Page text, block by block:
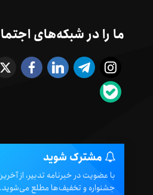
ما را در شبکه‌های
مشترک شوید
با عضویت در خبرنامه تدبیر، از
جشنواره و تخفیف‌ها مطلع می‌شوید.